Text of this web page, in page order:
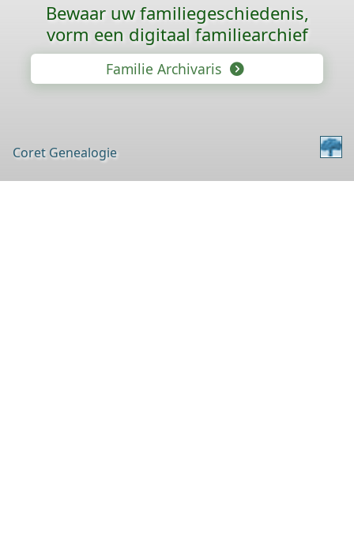
Bewaar uw familie­geschiedenis,
vorm een digitaal familiearchief
Familie Archivaris
Coret Genealogie